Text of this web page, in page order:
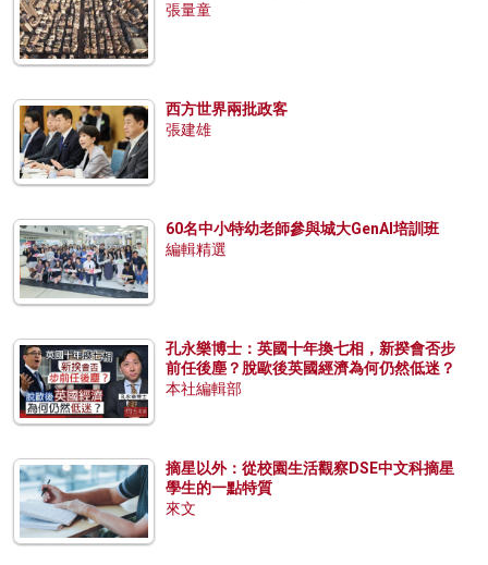
張量童
西方世界兩批政客
張建雄
60名中小特幼老師參與城大GenAI培訓班
編輯精選
孔永樂博士：英國十年換七相，新揆會否步
前任後塵？脫歐後英國經濟為何仍然低迷？
本社編輯部
摘星以外：從校園生活觀察DSE中文科摘星
學生的一點特質
來文